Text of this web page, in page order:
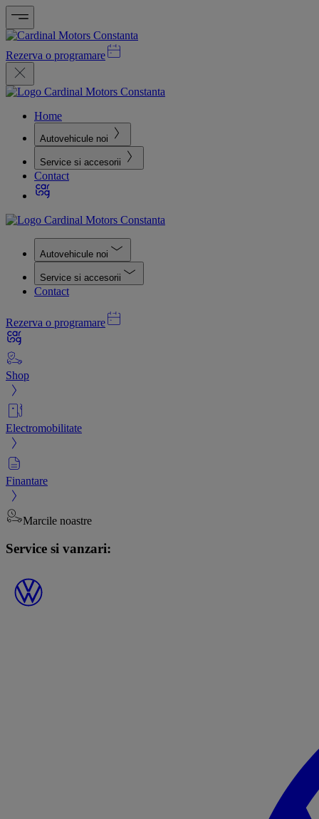
Rezerva o programare
Home
Autovehicule noi
Service si accesorii
Contact
Autovehicule noi
Service si accesorii
Contact
Rezerva o programare
Shop
Electromobilitate
Finantare
Marcile noastre
Service si vanzari: